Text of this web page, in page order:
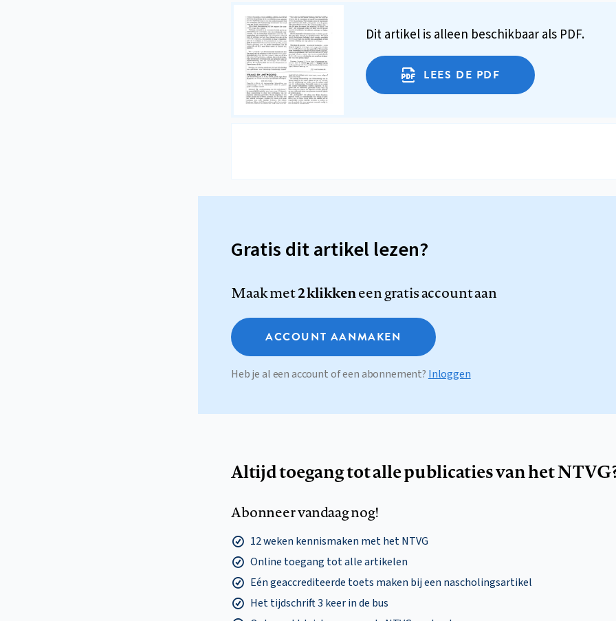
Dit artikel is alleen beschikbaar als PDF.
LEES DE PDF
Gratis dit artikel lezen?
Maak met2 klikkeneen gratis account aan
ACCOUNT AANMAKEN
Heb je al een account of een abonnement? Inloggen
Altijd toegang tot alle publicaties van het
Abonneer vandaag nog!
12 weken kennismaken met het NTVG
Online toegang tot alle artikelen
Eén geaccrediteerde toets maken bij een nascholingsartikel
Het tijdschrift 3 keer in de bus